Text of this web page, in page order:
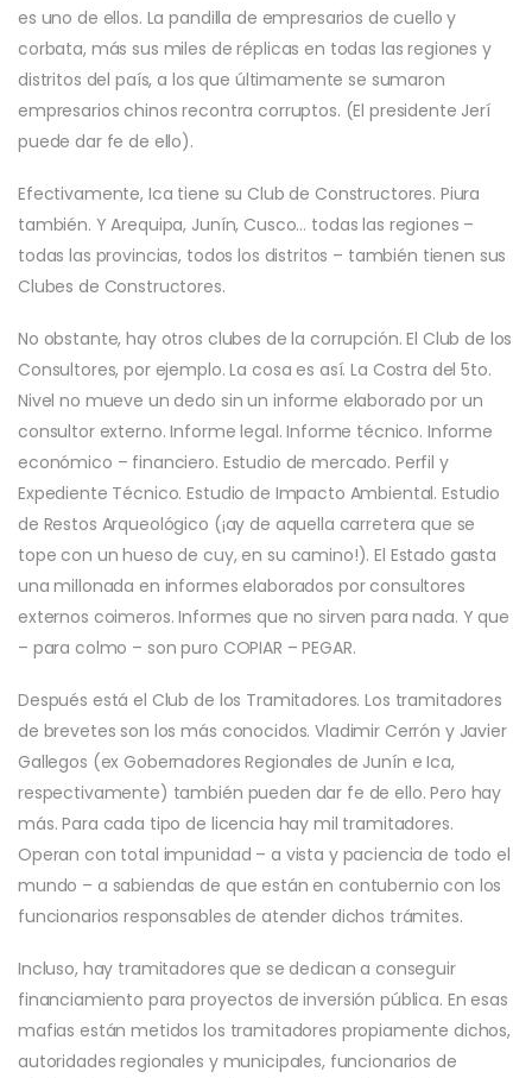
es uno de ellos. La pandilla de empresarios de cuello y
corbata, más sus miles de réplicas en todas las regiones y
distritos del país, a los que últimamente se sumaron
empresarios chinos recontra corruptos. (El presidente Jerí
puede dar fe de ello).
Efectivamente, Ica tiene su Club de Constructores. Piura
también. Y Arequipa, Junín, Cusco… todas las regiones –
todas las provincias, todos los distritos – también tienen sus
Clubes de Constructores.
No obstante, hay otros clubes de la corrupción. El Club de los
Consultores, por ejemplo. La cosa es así. La Costra del 5to.
Nivel no mueve un dedo sin un informe elaborado por un
consultor externo. Informe legal. Informe técnico. Informe
económico – financiero. Estudio de mercado. Perfil y
Expediente Técnico. Estudio de Impacto Ambiental. Estudio
de Restos Arqueológico (¡ay de aquella carretera que se
tope con un hueso de cuy, en su camino!). El Estado gasta
una millonada en informes elaborados por consultores
externos coimeros. Informes que no sirven para nada. Y que
– para colmo – son puro COPIAR – PEGAR.
Después está el Club de los Tramitadores. Los tramitadores
de brevetes son los más conocidos. Vladimir Cerrón y Javier
Gallegos (ex Gobernadores Regionales de Junín e Ica,
respectivamente) también pueden dar fe de ello. Pero hay
más. Para cada tipo de licencia hay mil tramitadores.
Operan con total impunidad – a vista y paciencia de todo el
mundo – a sabiendas de que están en contubernio con los
funcionarios responsables de atender dichos trámites.
Incluso, hay tramitadores que se dedican a conseguir
financiamiento para proyectos de inversión pública. En esas
mafias están metidos los tramitadores propiamente dichos,
autoridades regionales y municipales, funcionarios de